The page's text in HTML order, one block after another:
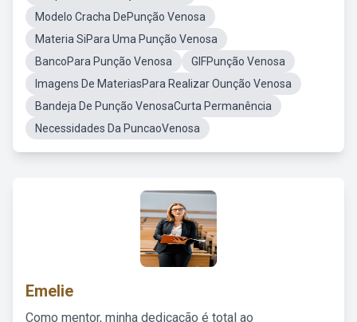
Modelo Cracha DePunção Venosa
Materia SiPara Uma Punção Venosa
BancoPara Punção Venosa
GIFPunção Venosa
Imagens De MateriasPara Realizar Ounção Venosa
Bandeja De Punção VenosaCurta Permanência
Necessidades Da PuncaoVenosa
Emelie
Como mentor, minha dedicação é total ao